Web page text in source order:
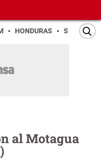
HONDURAS SAN PEDRO
al Motagua